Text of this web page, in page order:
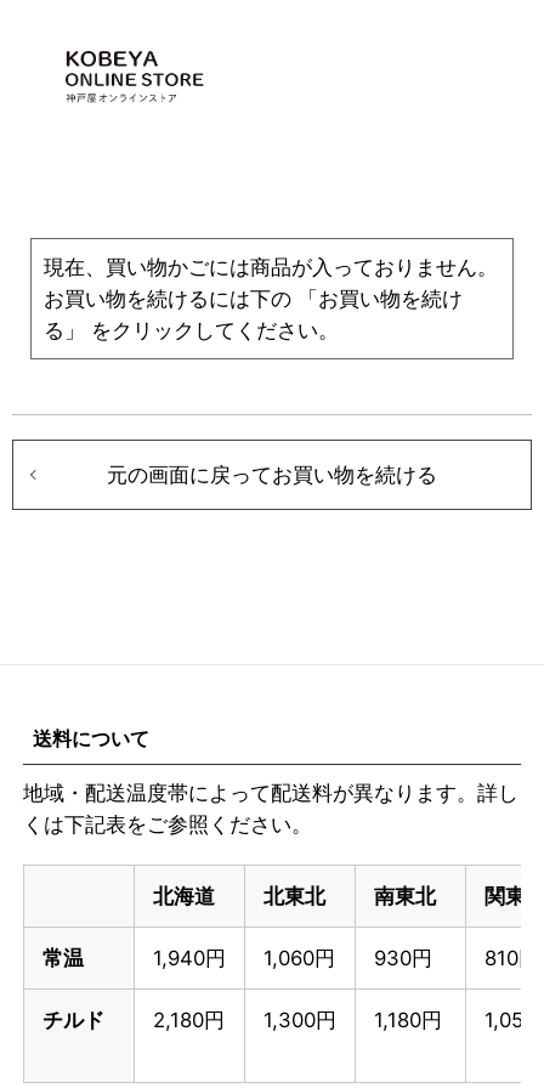
現在、買い物かごには商品が入っておりません。
お買い物を続けるには下の 「お買い物を続け
る」 をクリックしてください。
元の画面に戻ってお買い物を続ける
送料について
地域・配送温度帯によって配送料が異なります。詳し
くは下記表をご参照ください。
北海道 北東北 南東北 関東
常温 1,940円 1,060円 930円 810円
チルド 2,180円 1,300円 1,180円 1,050